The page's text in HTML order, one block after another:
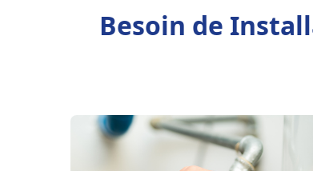
Besoin de